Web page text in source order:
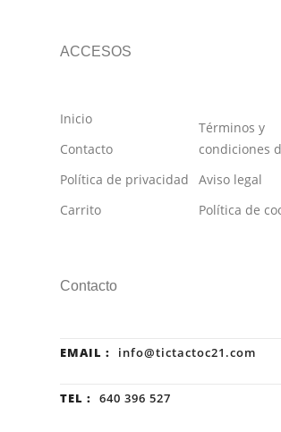
ACCESOS
Inicio
Contacto
Política de privacidad
Carrito
Términos y
condiciones
Aviso legal
Política de
Contacto
EMAIL : info@tictactoc21.com
TEL : 640 396 527